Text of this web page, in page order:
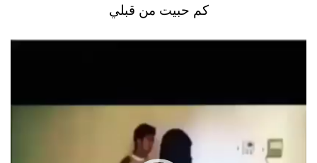
كم حبيت من قبلي